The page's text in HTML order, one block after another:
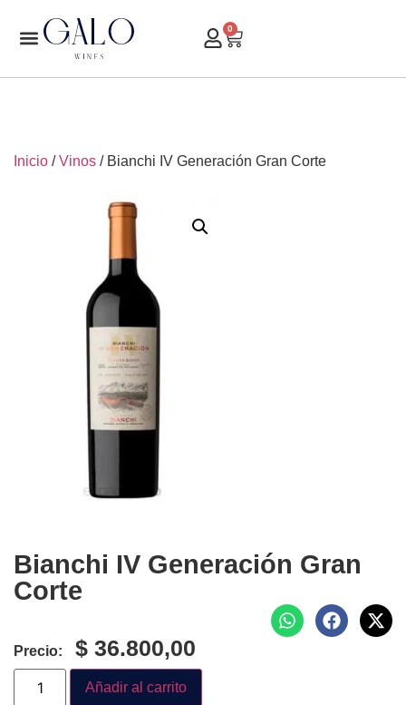
0
Inicio /Vinos / Bianchi IV Generación Gran Corte
Bianchi IV Generación Gran
Corte
Precio: $ 36.800,00
Añadir al carrito